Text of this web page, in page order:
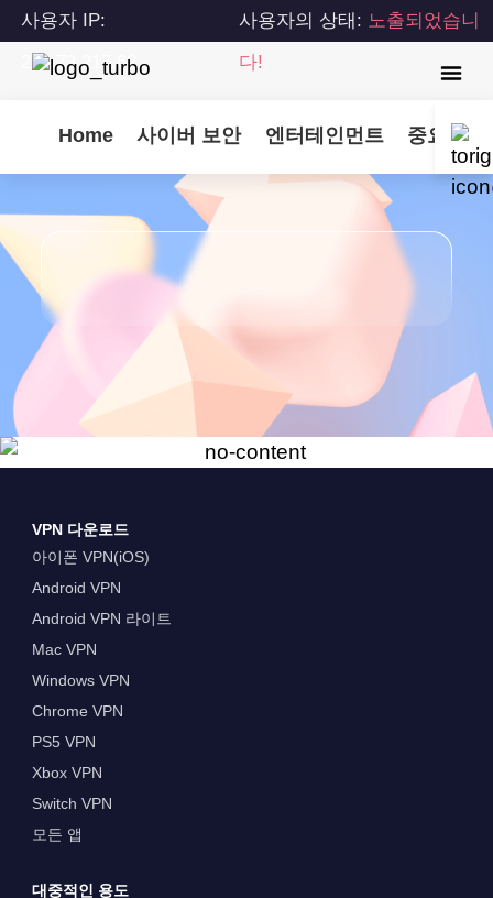
사용자 IP:
216.73.217.62
사용자의 상태: 노출되었습니
다!
Home 사이버 보안 엔터테인먼트 중요 업
VPN 다운로드
아이폰 VPN(iOS)
Android VPN
Android VPN 라이트
Mac VPN
Windows VPN
Chrome VPN
PS5 VPN
Xbox VPN
Switch VPN
모든 앱
대중적인 용도